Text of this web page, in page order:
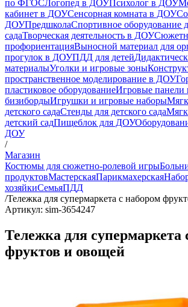
по ФГОСЛогопед в ДОУПсихолог в ДОУ
кабинет в ДОУСенсорная комната в ДОУ
ДОУПредшколаСпортивное оборудование
садаТворческая деятельность в ДОУ
профориентацияВыносной материал для
прогулок в ДОУПДД для детей
материалыУголки и игровые зоны
пространственное моделирование в ДОУ
пластиковое оборудованиеИгровые панели
бизибордыИгрушки и игровые наборы
детского садаСтенды для детского сада
детский садПищеблок для ДОУ
ДОУ
/
Магазин
Костюмы для сюжетно-ролевой игры
продуктовМастерскаяПарикмахерская
хозяйкиСемьяПДД
/Тележка для супермаркета с набором
Артикул: sim-3654247
Тележка для супермаркета
фруктов и овощей